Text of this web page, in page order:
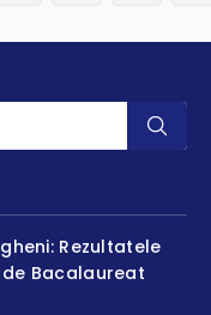
Rezultatele
Bacalaureat